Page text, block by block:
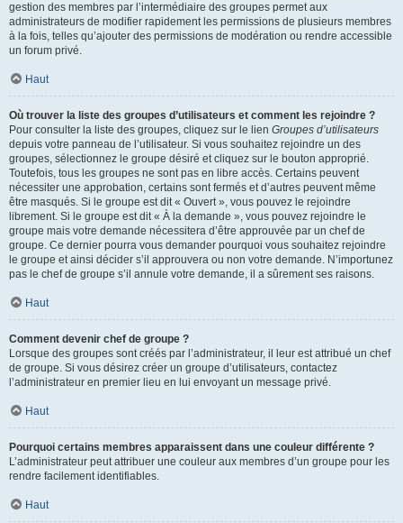
gestion des membres par l’intermédiaire des groupes permet aux
administrateurs de modifier rapidement les permissions de plusieurs membres
à la fois, telles qu’ajouter des permissions de modération ou rendre accessible
un forum privé.
Haut
Où trouver la liste des groupes d’utilisateurs et comment les rejoindre ?
Pour consulter la liste des groupes, cliquez sur le lien Groupes d’utilisateurs
depuis votre panneau de l’utilisateur. Si vous souhaitez rejoindre un des
groupes, sélectionnez le groupe désiré et cliquez sur le bouton approprié.
Toutefois, tous les groupes ne sont pas en libre accès. Certains peuvent
nécessiter une approbation, certains sont fermés et d’autres peuvent même
être masqués. Si le groupe est dit « Ouvert », vous pouvez le rejoindre
librement. Si le groupe est dit « À la demande », vous pouvez rejoindre le
groupe mais votre demande nécessitera d’être approuvée par un chef de
groupe. Ce dernier pourra vous demander pourquoi vous souhaitez rejoindre
le groupe et ainsi décider s’il approuvera ou non votre demande. N’importunez
pas le chef de groupe s’il annule votre demande, il a sûrement ses raisons.
Haut
Comment devenir chef de groupe ?
Lorsque des groupes sont créés par l’administrateur, il leur est attribué un chef
de groupe. Si vous désirez créer un groupe d’utilisateurs, contactez
l’administrateur en premier lieu en lui envoyant un message privé.
Haut
Pourquoi certains membres apparaissent dans une couleur différente ?
L’administrateur peut attribuer une couleur aux membres d’un groupe pour les
rendre facilement identifiables.
Haut